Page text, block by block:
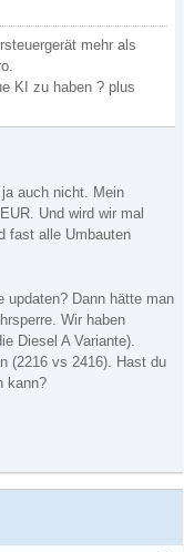
mehr als
KI zu haben ? plus
auch nicht. Mein
Und wird wir mal
fast alle Umbauten
updaten? Dann hätte man
Wir haben
Diesel A Variante).
(2216 vs 2416). Hast du
kann?